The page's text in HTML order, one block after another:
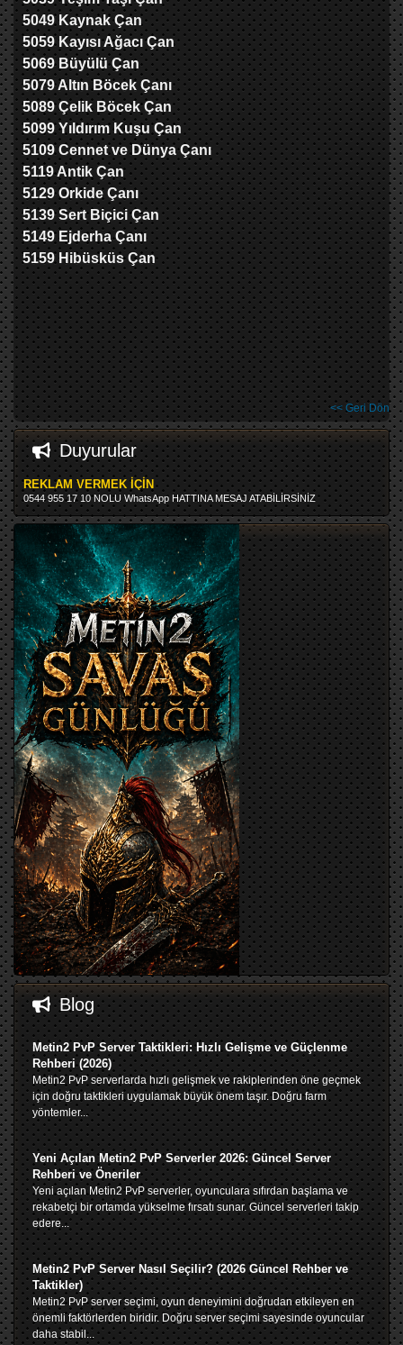
5049 Kaynak Çan
5059 Kayısı Ağacı Çan
5069 Büyülü Çan
5079 Altın Böcek Çanı
5089 Çelik Böcek Çan
5099 Yıldırım Kuşu Çan
5109 Cennet ve Dünya Çanı
5119 Antik Çan
5129 Orkide Çanı
5139 Sert Biçici Çan
5149 Ejderha Çanı
5159 Hibüsküs Çan
<< Geri Dön
Duyurular
REKLAM VERMEK İÇİN
0544 955 17 10 NOLU WhatsApp HATTINA MESAJ ATABİLİRSİNİZ
Blog
Metin2 PvP Server Taktikleri: Hızlı Gelişme ve Güçlenme
Rehberi (2026)
Metin2 PvP serverlarda hızlı gelişmek ve rakiplerinden öne geçmek
için doğru taktikleri uygulamak büyük önem taşır. Doğru farm
yöntemler...
Yeni Açılan Metin2 PvP Serverler 2026: Güncel Server
Rehberi ve Öneriler
Yeni açılan Metin2 PvP serverler, oyunculara sıfırdan başlama ve
rekabetçi bir ortamda yükselme fırsatı sunar. Güncel serverleri takip
edere...
Metin2 PvP Server Nasıl Seçilir? (2026 Güncel Rehber ve
Taktikler)
Metin2 PvP server seçimi, oyun deneyimini doğrudan etkileyen en
önemli faktörlerden biridir. Doğru server seçimi sayesinde oyuncular
daha stabil...